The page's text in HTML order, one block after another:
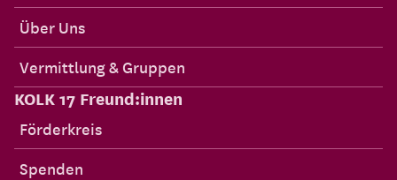
Über Uns
Vermittlung & Gruppen
KOLK 17 Freund:innen
Förderkreis
Spenden